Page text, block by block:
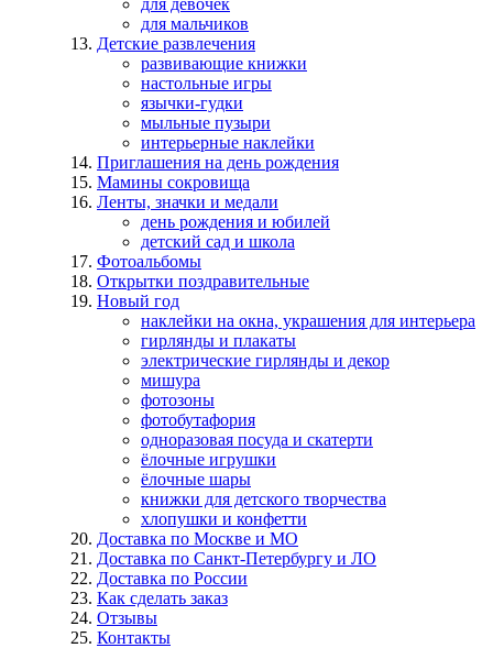
для девочек
для мальчиков
Детские развлечения
развивающие книжки
настольные игры
язычки-гудки
мыльные пузыри
интерьерные наклейки
Приглашения на день рождения
Мамины сокровища
Ленты, значки и медали
день рождения и юбилей
детский сад и школа
Фотоальбомы
Открытки поздравительные
Новый год
наклейки на окна, украшения для интерьера
гирлянды и плакаты
электрические гирлянды и декор
мишура
фотозоны
фотобутафория
одноразовая посуда и скатерти
ёлочные игрушки
ёлочные шары
книжки для детского творчества
хлопушки и конфетти
Доставка по Москве и МО
Доставка по Санкт-Петербургу и ЛО
Доставка по России
Как сделать заказ
Отзывы
Контакты